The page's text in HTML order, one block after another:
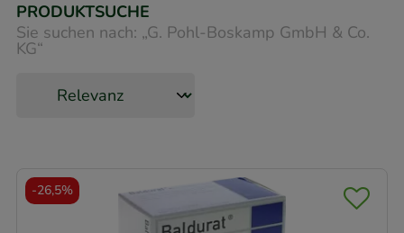
PRODUKTSUCHE
Sie suchen nach: „G. Pohl-Boskamp GmbH & Co.
KG“
-26,5%